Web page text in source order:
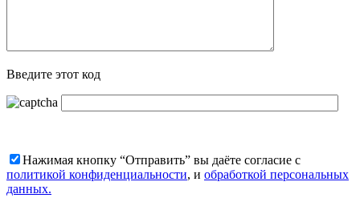
Введите этот код
Нажимая кнопку “Отправить” вы даёте согласие с
политикой конфиденциальности, и обработкой персональных
данных.